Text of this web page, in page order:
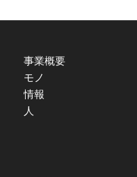
事業概要
モノ
情報
人